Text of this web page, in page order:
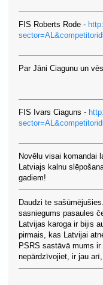
FIS Roberts Rode -
Par Jāni Ciagunu un
FIS Ivars Ciaguns -
Novēlu visai komandai
Latviajs kalnu
gadiem!
Daudzi te
sasniegums pasaules
Latvijas karoga ir bijis
pirmais, kas Latvijai
PSRS sastāvā mums
nepārdzīvojiet, ir jau